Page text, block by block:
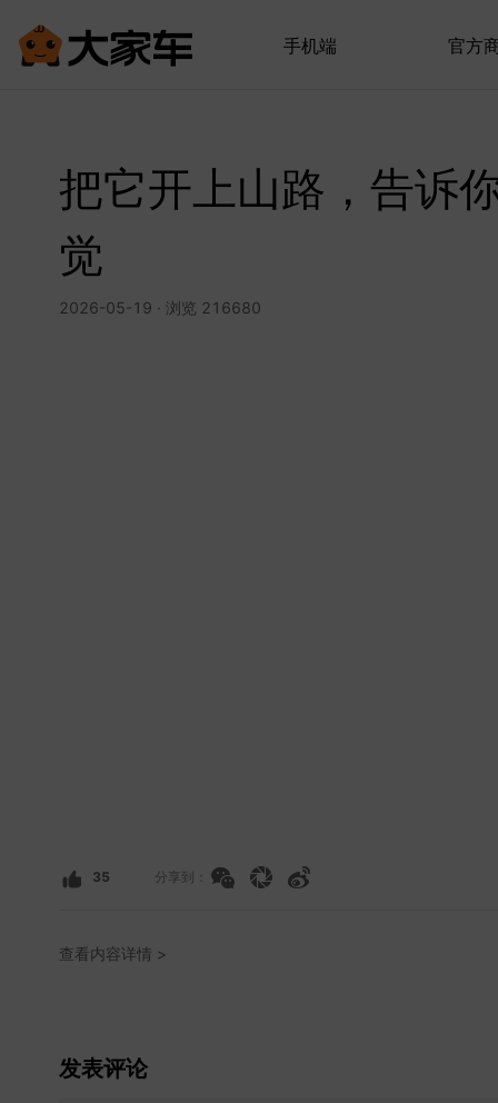
手机端 官方
把它开上山路，告诉
觉
2026-05-19 · 浏览 216680
35 分享到：
查看内容详情 >
发表评论